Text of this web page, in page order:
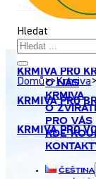
+420 517 307 701
Hledat
Domů>> Krmiva
O nás
Krmiva
O
Pro Vás
Kde
Čeština
KRMIVA PRO
KRMIVA PRO
KRMIVA PRO